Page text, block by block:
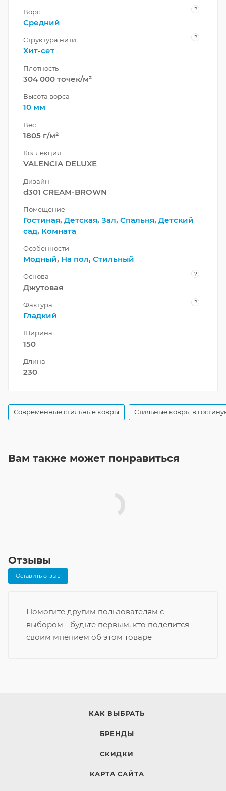
Ворс ?
Средний
Структура нити ?
Хит-сет
Плотность
304 000 точек/м²
Высота ворса
10 мм
Вес
1805 г/м²
Коллекция
VALENCIA DELUXE
Дизайн
d301 CREAM-BROWN
Помещение
Гостиная, Детская, Зал, Спальня, Детский
сад, Комната
Особенности
Модный, На пол, Стильный
Основа ?
Джутовая
Фактура ?
Гладкий
Ширина
150
Длина
230
Современные стильные ковры Стильные ковры в
Вам также может понравиться
Отзывы
Оставить отзыв
Помогите другим пользователям с
выбором - будьте первым, кто поделится
своим мнением об этом товаре
КАК ВЫБРАТЬ
БРЕНДЫ
СКИДКИ
КАРТА САЙТА